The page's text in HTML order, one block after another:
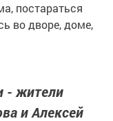
постараться
во дворе, доме,
- жители
и Алексей